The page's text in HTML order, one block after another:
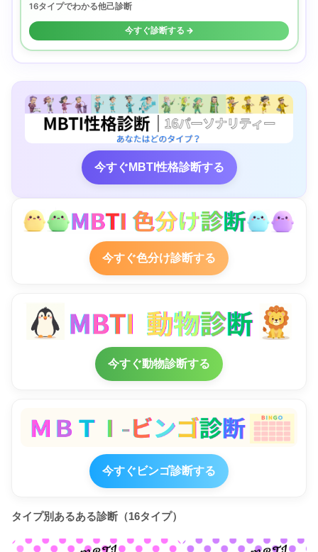
16タイプでわかる他己診断
今すぐ診断する →
今すぐMBTI性格診断する
今すぐ色分け診断する
今すぐ動物診断する
今すぐビンゴ診断する
タイプ別あるある診断（16タイプ）